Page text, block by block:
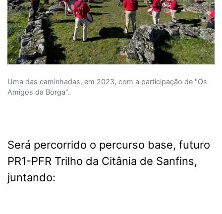
Uma das caminhadas, em 2023, com a participação de "Os
Amigos da Borga".
Será percorrido o percurso base, futuro
PR1-PFR Trilho da Citânia de Sanfins,
juntando: